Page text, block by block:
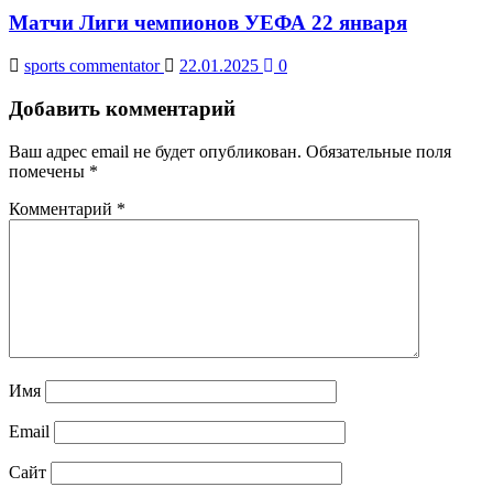
Матчи Лиги чемпионов УЕФА 22 января
sports commentator 22.01.2025 0
Добавить комментарий
Ваш адрес email не будет опубликован. Обязательные поля
помечены *
Комментарий *
Имя
Email
Сайт